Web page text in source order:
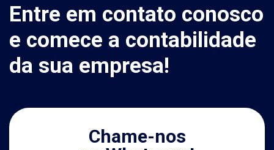
Entre em contato conosco
e comece a contabilidade
da sua empresa!
Chame-nos